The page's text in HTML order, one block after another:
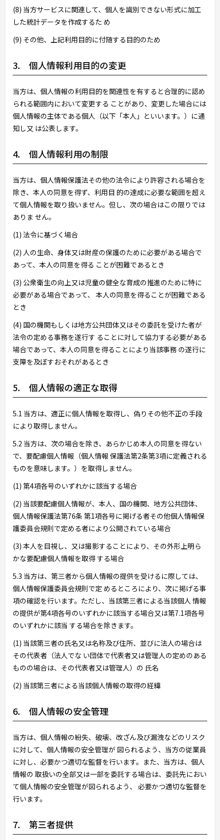
(8) 当方サービスに関連して、個人を識別できない形式に加工
した統計データを作成するた め
(9) その他、上記利用目的に付随する目的のため
3. 個人情報利用目的の変更
当方は、個人情報の利用目的を関連性を有すると合理的に認め
られる範囲内において変更する ことがあり、変更した場合には
個人情報の主体である個人（以下「本人」といいます。）に通
知し又 は公表します。
4. 個人情報利用の制限
当方は、個人情報保護法その他の法令により許容される場合を
除き、本人の同意を得ず、利用目 的の達成に必要な範囲を超え
て個人情報を取り扱いません。但し、次の場合はこの限りでは
ありま せん。
(1) 法令に基づく場合
(2) 人の生命、身体又は財産の保護のために必要がある場合で
あって、本人の同意を得る ことが困難であるとき
(3) 公衆衛生の向上又は児童の健全な育成の推進のために特に
必要がある場合であって、 本人の同意を得ることが困難である
とき
(4) 国の機関もしくは地方公共団体又はその委託を受けた者が
法令の定める事務を遂行す ることに対して協力する必要がある
場合であって、本人の同意を得ることにより当該事務 の遂行に
支障を及ぼすおそれがあるとき
5. 個人情報の適正な取得
5.1 当方は、適正に個人情報を取得し、偽りその他不正の手段
により取得しません。
5.2 当方は、次の場合を除き、あらかじめ本人の同意を得ない
で、要配慮個人情報（個人情報 保護法第2条第3項に定義される
ものを意味します。）を取得しません。
(1) 第4項各号のいずれかに該当する場合
(2) 当該要配慮個人情報が、本人、国の機関、地方公共団体、
個人情報保護法第76条 第1項各号に掲げる者その他個人情報保
護委員会規則で定める者により公開されている場合
(3) 本人を目視し、又は撮影することにより、その外形上明ら
かな要配慮個人情報を取得 する場合
5.3 当方は、第三者から個人情報の提供を受けるに際しては、
個人情報保護委員会規則で定 めるところにより、次に掲げる事
項の確認を行います。ただし、当該第三者による当該個人 情報
の提供が第4項各号のいずれかに該当する場合又は第7.1項各号
のいずれかに該当 する場合を除きます。
(1) 当該第三者の氏名又は名称及び住所、並びに法人の場合は
その代表者（法人でな い団体で代表者又は管理人の定めのある
ものの場合は、その代表者又は管理人）の 氏名
(2) 当該第三者による当該個人情報の取得の経緯
6. 個人情報の安全管理
当方は、個人情報の紛失、破壊、改ざん及び漏洩などのリスク
に対して、個人情報の安全管理が 図られるよう、当方の従業員
に対し、必要かつ適切な監督を行います。また、当方は、個人
情報の 取扱いの全部又は一部を委託する場合は、委託先におい
て個人情報の安全管理が図られるよう、 必要かつ適切な監督を
行います。
7. 第三者提供